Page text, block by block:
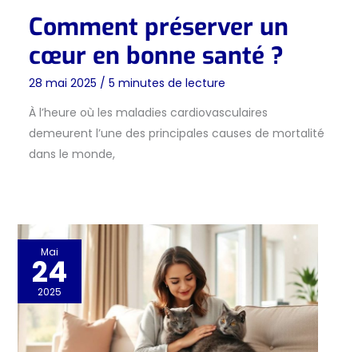
Comment préserver un
cœur en bonne santé ?
28 mai 2025 / 5 minutes de lecture
À l’heure où les maladies cardiovasculaires
demeurent l’une des principales causes de mortalité
dans le monde,
Mai
24
2025